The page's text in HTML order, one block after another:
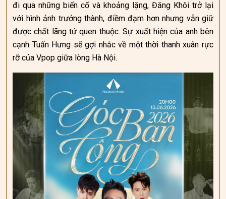
đi qua những biến cố và khoảng lặng, Đăng Khôi trở lại
với hình ảnh trưởng thành, điềm đạm hơn nhưng vẫn giữ
được chất lãng tử quen thuộc. Sự xuất hiện của anh bên
cạnh Tuấn Hưng sẽ gợi nhắc về một thời thanh xuân rực
rỡ của Vpop giữa lòng Hà Nội.